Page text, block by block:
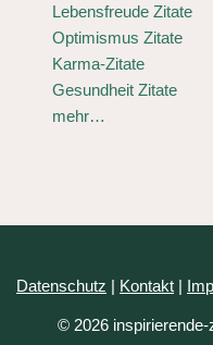
Lebensfreude Zitate
Optimismus Zitate
Karma-Zitate
Gesundheit Zitate
mehr…
Datenschutz | Kontakt |
© 2026